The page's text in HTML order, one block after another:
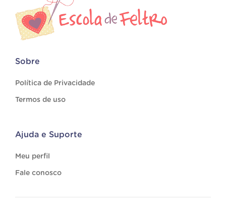
Sobre
Política de Privacidade
Termos de uso
Ajuda e Suporte
Meu perfil
Fale conosco